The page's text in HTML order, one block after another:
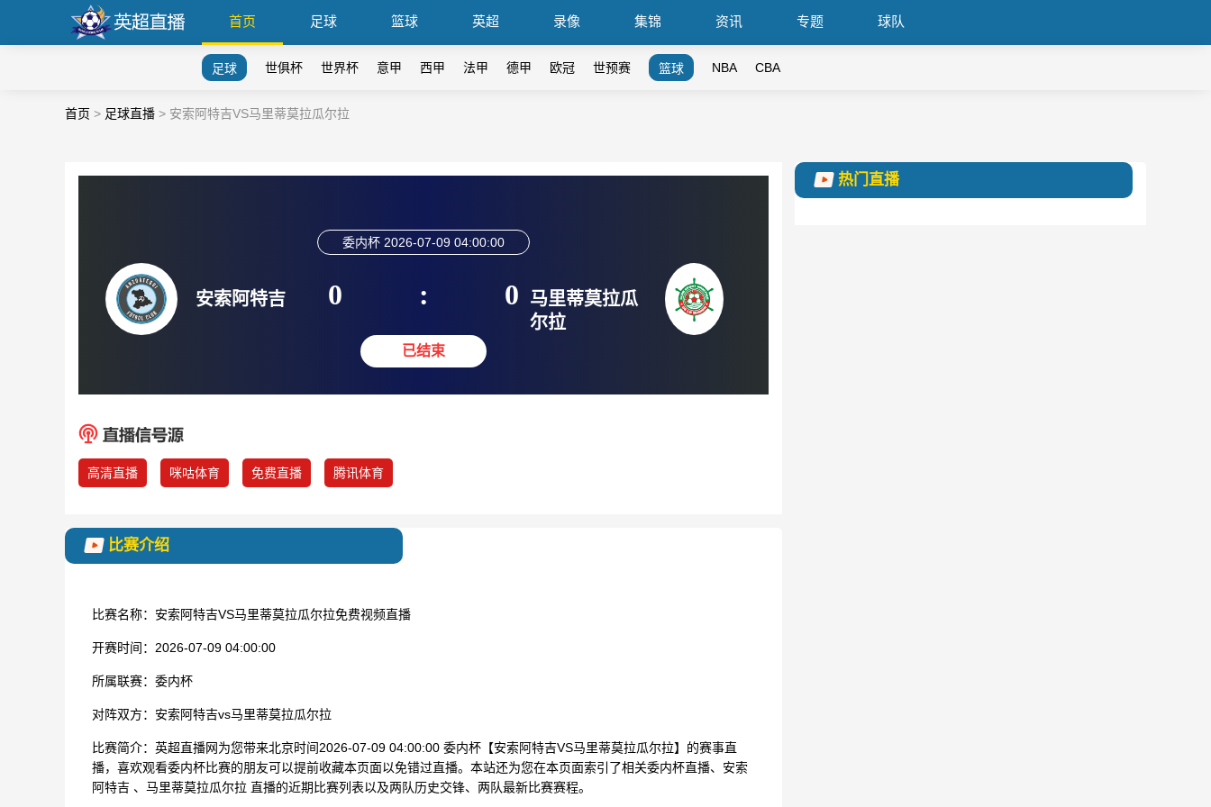
首页 足球 篮球 英超 录像 集锦 资讯 专题 球队
足球 世俱杯 世界杯 意甲 西甲 法甲 德甲 欧冠 世预赛 篮球 NBA CBA
首页 > 足球直播 > 安索阿特吉VS马里蒂莫拉瓜尔拉
安索阿特吉
委内杯 2026-07-09 04:00:00
0 : 0
已结束
马里蒂莫拉瓜
尔拉
高清直播 咪咕体育 免费直播 腾讯体育
比赛介绍
比赛名称： 安索阿特吉VS马里蒂莫拉瓜尔拉免费视频直播
开赛时间： 2026-07-09 04:00:00
所属联赛： 委内杯
对阵双方： 安索阿特吉vs马里蒂莫拉瓜尔拉
比赛简介： 英超直播网为您带来北京时间2026-07-09 04:00:00 委内杯【安索阿特吉VS马里蒂莫拉瓜尔拉】的赛事直
播，喜欢观看委内杯比赛的朋友可以提前收藏本页面以免错过直播。本站还为您在本页面索引了相关委内杯直播、安索
阿特吉 、马里蒂莫拉瓜尔拉 直播的近期比赛列表以及两队历史交锋、两队最新比赛赛程。
热门直播